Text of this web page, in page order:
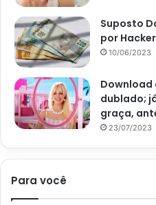
Suposto
por
10/06/2023
Download
dublado;
graça,
23/07/2023
Para você